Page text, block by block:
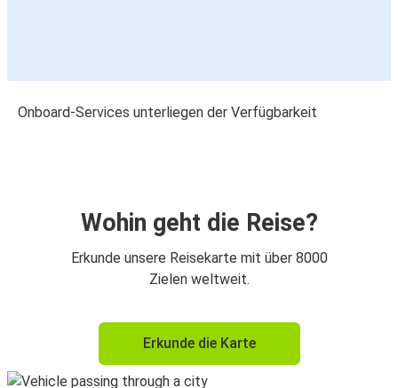
Onboard-Services unterliegen der Verfügbarkeit
Wohin geht die Reise?
Erkunde unsere Reisekarte mit über 8000
Zielen weltweit.
Erkunde die Karte